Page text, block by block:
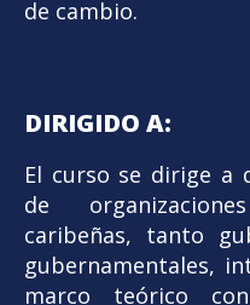
de cambio.
DIRIGIDO A:
El curso se dirige a
de
caribeñas, tanto
gubernamentales,
marco teórico